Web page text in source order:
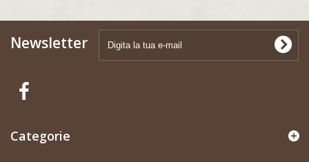
Newsletter
Categorie